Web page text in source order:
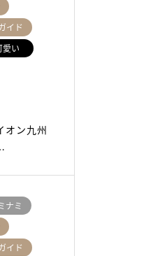
イド
愛い
オン九州
ナミ
イド